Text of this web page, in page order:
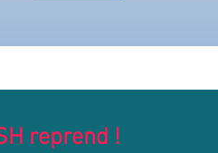
reprend !